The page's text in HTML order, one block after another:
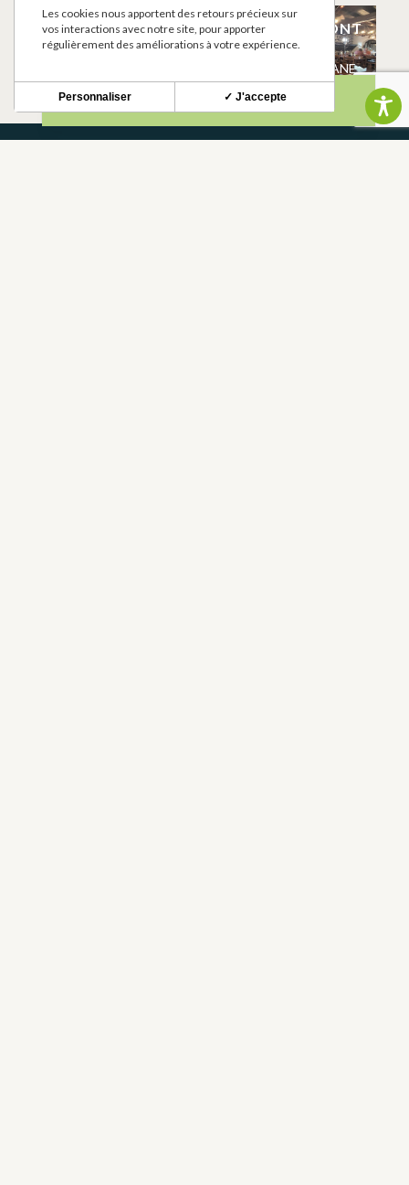
LE VIDIAN
MARTRES-TOLOSANE
AUBERGE DU PONT
DES MEUNIERS
MARTRES-TOLOSANE
Les cookies nous apportent des retours précieux sur
vos interactions avec notre site, pour apporter
régulièrement des améliorations à votre expérience.
✓ J'accepte
Personnaliser